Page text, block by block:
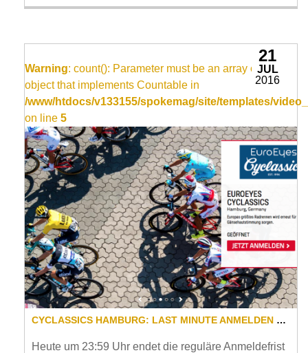
Warning: count(): Parameter must be an array or an
object that implements Countable in
/www/htdocs/v133155/spokemag/site/templates/
on line 5
CYCLASSICS HAMBURG: LAST MINUTE ANMELDEN UND MIT ETWAS GLÜCK EINEN STARTPLATZ AUF LEBENSZEIT GEWINNEN!
Heute um 23:59 Uhr endet die reguläre Anmeldefrist
21
JUL
2016